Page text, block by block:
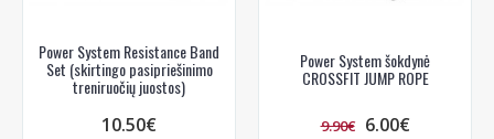
Power System Resistance Band
Set (skirtingo pasipriešinimo
treniruočių juostos)
10.50€
Power System šokdynė
CROSSFIT JUMP ROPE
9.90€ 6.00€